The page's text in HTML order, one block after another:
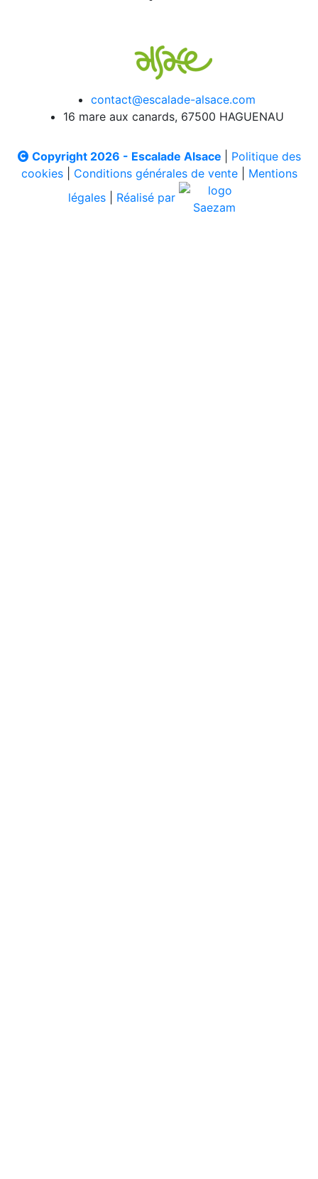
contact@escalade-alsace.com
16 mare aux canards, 67500 HAGUENAU
Copyright 2026 - Escalade Alsace
Politique des
cookies| Conditions générales de vente| Mentions
légales
Réalisé par